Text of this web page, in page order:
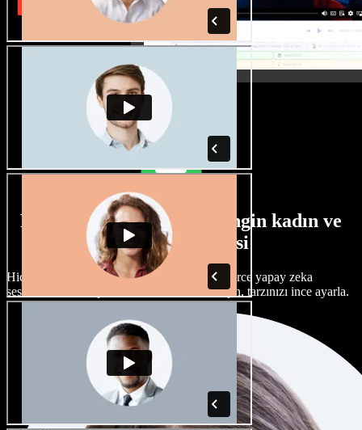
Farklı aksanlara sahip zengin kadın ve
erkek ses seçkisi
Hiçbir proje aynı olmak zorunda değil. Yüzlerce yapay zeka
seslendirme sanatçısı ve aksan arasından seçin, tarzınızı ince ayarla.